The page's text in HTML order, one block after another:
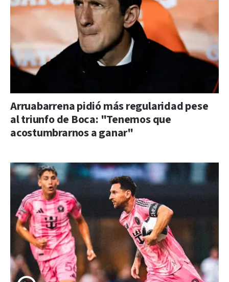
Arruabarrena pidió más regularidad pese
al triunfo de Boca: "Tenemos que
acostumbrarnos a ganar"